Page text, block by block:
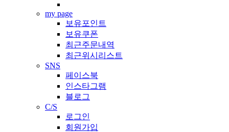
my page
보유포인트
보유쿠폰
최근주문내역
최근위시리스트
SNS
페이스북
인스타그램
블로그
C/S
로그인
회원가입